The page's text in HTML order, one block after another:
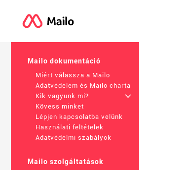
Mailo dokumentáció
Miért válassza a Mailo
Adatvédelem és Mailo charta
Kik vagyunk mi?
+
Kövess minket
Lépjen kapcsolatba velünk
Használati feltételek
Adatvédelmi szabályok
Mailo szolgáltatások